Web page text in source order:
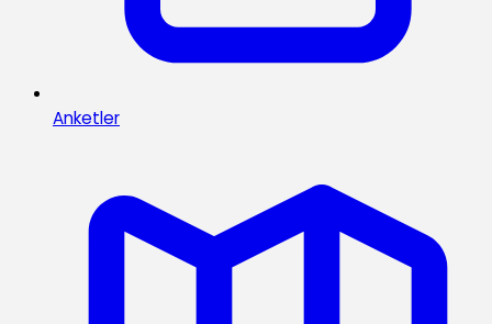
Anketler